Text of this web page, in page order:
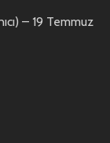
– 19 Temmuz